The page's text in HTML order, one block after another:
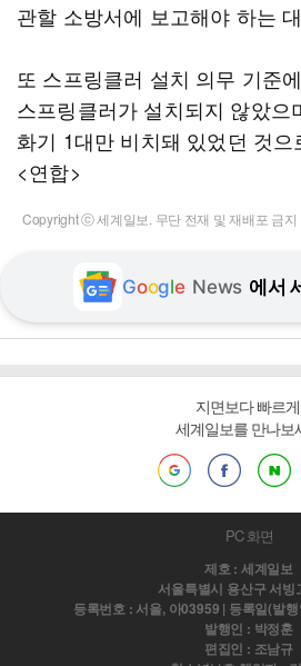
관할 소방서에 보고해야 하는
또 스프링클러 설치 의무 기준
스프링클러가 설치되지 않았으
화기 1대만 비치돼 있었던 것으
<연합>
Copyright ⓒ 세계일보. 무단 전재 및 재배포 금지
Google News 에서
지면보다 빠르
세계일보를 만나보
PC 화면
제호 : 세계일보
서울특별시 용산구 서빙
등록번호 : 서울, 아03959 | 등록일(발
발행인 : 박정훈
편집인 : 조남규